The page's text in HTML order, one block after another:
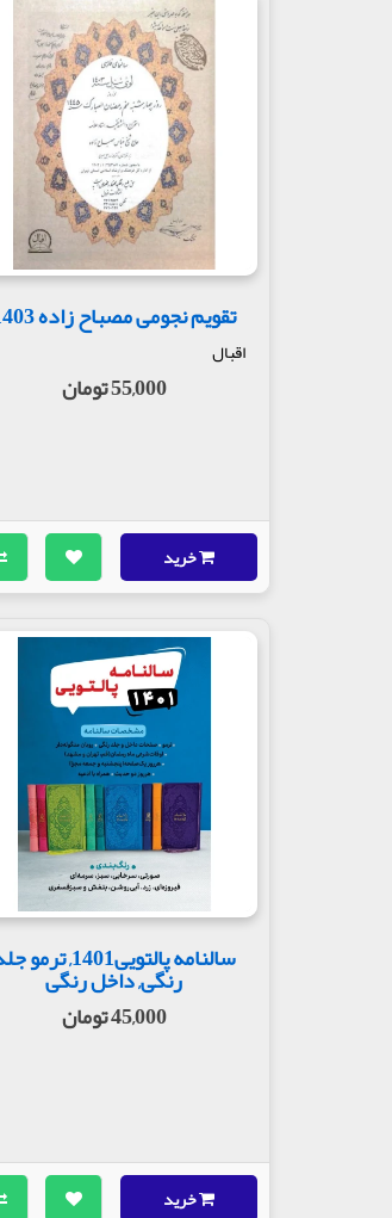
تقویم نجومی مصباح زاده 1403
اقبال
55,000 تومان
خرید
سالنامه پالتویی1401,
رنگی, داخل رنگی
45,000 تومان
خرید